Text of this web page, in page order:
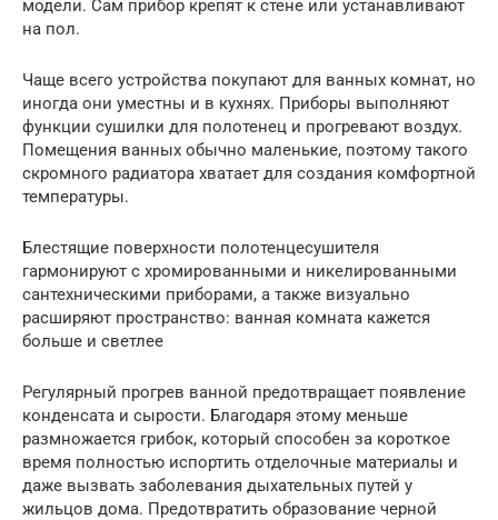
модели. Сам прибор крепят к стене или устанавливают
на пол.
Чаще всего устройства покупают для ванных комнат, но
иногда они уместны и в кухнях. Приборы выполняют
функции сушилки для полотенец и прогревают воздух.
Помещения ванных обычно маленькие, поэтому такого
скромного радиатора хватает для создания комфортной
температуры.
Блестящие поверхности полотенцесушителя
гармонируют с хромированными и никелированными
сантехническими приборами, а также визуально
расширяют пространство: ванная комната кажется
больше и светлее
Регулярный прогрев ванной предотвращает появление
конденсата и сырости. Благодаря этому меньше
размножается грибок, который способен за короткое
время полностью испортить отделочные материалы и
даже вызвать заболевания дыхательных путей у
жильцов дома. Предотвратить образование черной